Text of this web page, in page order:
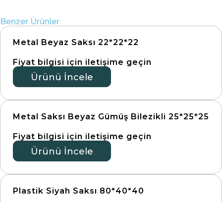
Benzer Ürünler
Metal Beyaz Saksı 22*22*22
Fiyat bilgisi için iletişime geçin
Ürünü İncele
Metal Saksı Beyaz Gümüş Bilezikli 25*25*25
Fiyat bilgisi için iletişime geçin
Ürünü İncele
Plastik Siyah Saksı 80*40*40